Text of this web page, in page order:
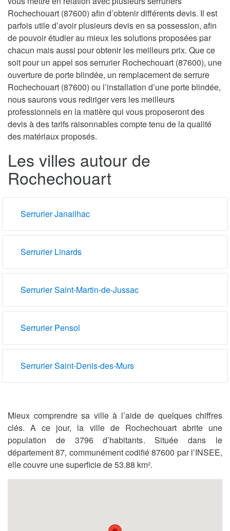
Rochechouart (87600) afin d’obtenir différents devis. Il est
parfois utile d’avoir plusieurs devis en sa possession, afin
de pouvoir étudier au mieux les solutions proposées par
chacun mais aussi pour obtenir les meilleurs prix. Que ce
soit pour un appel sos serrurier Rochechouart (87600), une
ouverture de porte blindée, un remplacement de serrure
Rochechouart (87600) ou l’installation d’une porte blindée,
nous saurons vous rediriger vers les meilleurs
professionnels en la matière qui vous proposeront des
devis à des tarifs raisonnables compte tenu de la qualité
des matériaux proposés.
Les villes autour de
Rochechouart
Serrurier Janailhac
Serrurier Linards
Serrurier Saint-Martin-de-Jussac
Serrurier Pensol
Serrurier Saint-Denis-des-Murs
Mieux comprendre sa ville à l’aide de quelques chiffres
clés. A ce jour, la ville de Rochechouart abrite une
population de 3796 d’habitants. Située dans le
département 87, communément codifié 87600 par l’INSEE,
elle couvre une superficie de 53.88 km².